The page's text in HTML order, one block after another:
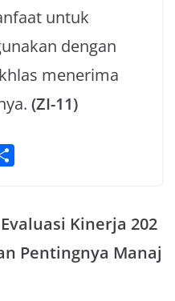
untuk
dengan
menerima
(ZI-11)
r
e
Kinerja 202
Pentingnya Manaj